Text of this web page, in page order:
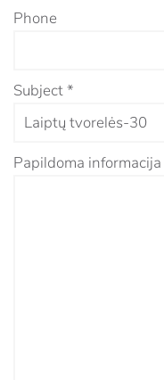
Phone
Subject*
Papildoma informacija